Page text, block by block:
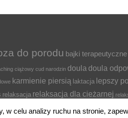
do porodu bajki
ciążowy cud narodzin doula doula
karmienie piersią laktacja lepszy
relaksacja relaksacja dla cieżarnej
w ciąży strach przed
w celu analizy ruchu na stronie,